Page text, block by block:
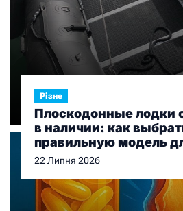
Різне
Плоскодонные лодки
в наличии: как
правильную модель
рыбалки и отдыха
22 Липня 2026